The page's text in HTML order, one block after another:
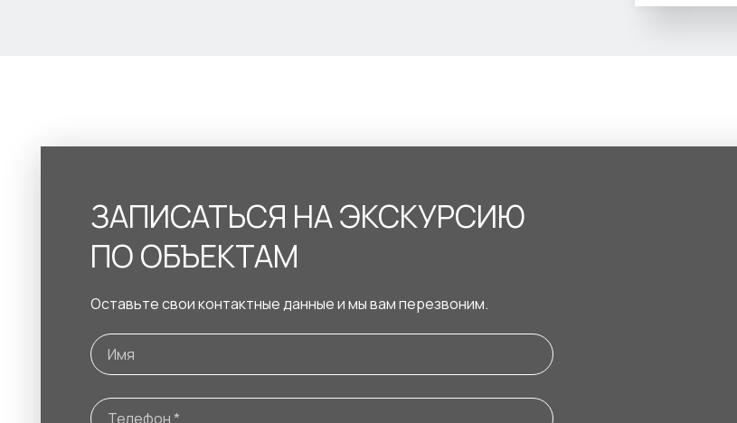
ЗАПИСАТЬСЯ НА ЭКСКУРСИЮ
ПО ОБЪЕКТАМ
Оставьте свои контактные данные и мы вам перезвоним.